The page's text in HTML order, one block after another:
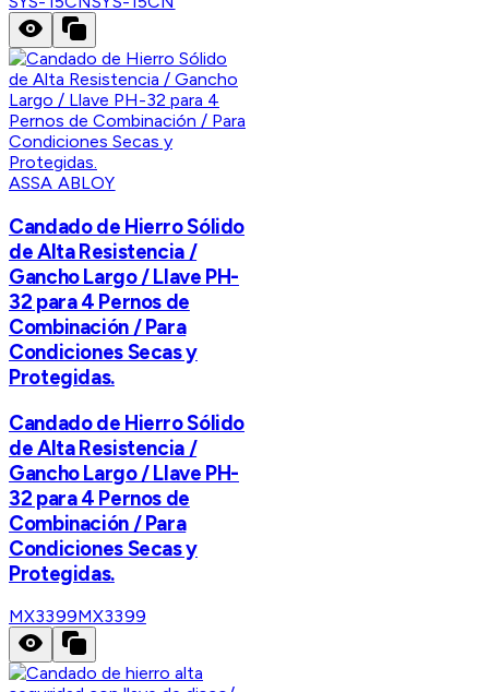
ASSA ABLOY
Candado de Hierro Sólido
de Alta Resistencia /
Gancho Largo / Llave PH-
32 para 4 Pernos de
Combinación / Para
Condiciones Secas y
Protegidas.
Candado de Hierro Sólido
de Alta Resistencia /
Gancho Largo / Llave PH-
32 para 4 Pernos de
Combinación / Para
Condiciones Secas y
Protegidas.
MX3399MX3399